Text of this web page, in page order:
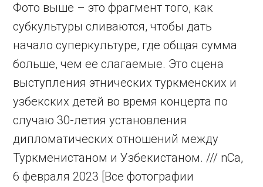
Фото выше – это фрагмент того, как
субкультуры сливаются, чтобы дать
начало суперкультуре, где общая сумма
больше, чем ее слагаемые. Это сцена
выступления этнических туркменских и
узбекских детей во время концерта по
случаю 30-летия установления
дипломатических отношений между
Туркменистаном и Узбекистаном. /// nCa,
6 февраля 2023 [Все фотографии